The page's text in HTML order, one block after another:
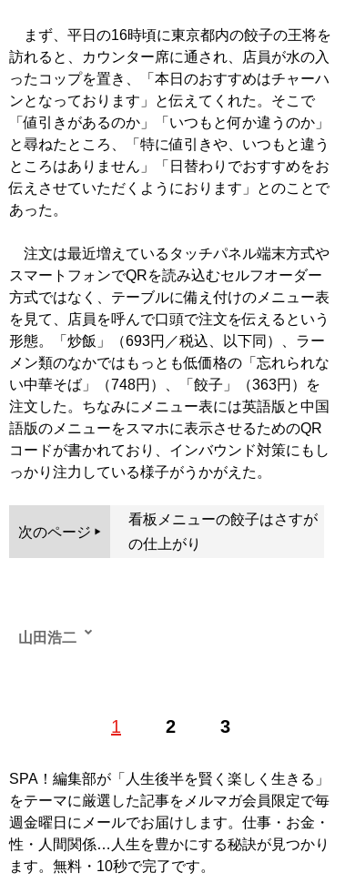
まず、平日の16時頃に東京都内の餃子の王将を
訪れると、カウンター席に通され、店員が水の入
ったコップを置き、「本日のおすすめはチャーハ
ンとなっております」と伝えてくれた。そこで
「値引きがあるのか」「いつもと何か違うのか」
と尋ねたところ、「特に値引きや、いつもと違う
ところはありません」「日替わりでおすすめをお
伝えさせていただくようにおります」とのことで
あった。
注文は最近増えているタッチパネル端末方式や
スマートフォンでQRを読み込むセルフオーダー
方式ではなく、テーブルに備え付けのメニュー表
を見て、店員を呼んで口頭で注文を伝えるという
形態。「炒飯」（693円／税込、以下同）、ラー
メン類のなかではもっとも低価格の「忘れられな
い中華そば」（748円）、「餃子」（363円）を
注文した。ちなみにメニュー表には英語版と中国
語版のメニューをスマホに表示させるためのQR
コードが書かれており、インバウンド対策にもし
っかり注力している様子がうかがえた。
次のページ
看板メニューの餃子はさすが
の仕上がり
1 2 3
山田浩二
テム開発業務に従事。現在はフリーのライターとして主
っている。
記事一覧へ
SPA！編集部が「人生後半を賢く楽しく生きる」
をテーマに厳選した記事をメルマガ会員限定で毎
週金曜日にメールでお届けします。仕事・お金・
性・人間関係…人生を豊かにする秘訣が見つかり
ます。無料・10秒で完了です。